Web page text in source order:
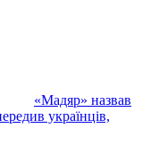
«Мадяр» назвав
українців,